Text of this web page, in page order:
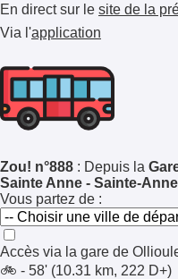
En direct sur le site de la
Via l'application
Zou! n°888 : Depuis la
Sainte Anne - Sainte-
Vous partez de :
Accès via la gare de
🚲 - 58' (10.31 km, 222 D+)